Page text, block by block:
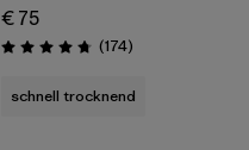
€ 75
Bewertung: 4.7 / 5
(174Rezensionen
)
schnell trocknend